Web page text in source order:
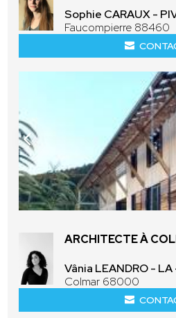
Sophie CARAUX -
Faucompierre 88460
ARCHITECTE À
Vânia LEANDRO -
Colmar 68000